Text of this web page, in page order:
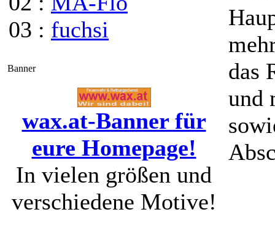
03 : fuchsi
Banner
wax.at-Banner für
eure Homepage!
In vielen größen und
verschiedene Motive!
das
und